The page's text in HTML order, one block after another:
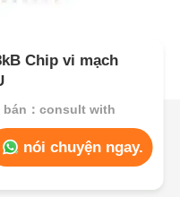
Chip vi mạch
bán：consult with
nói chuyện ngay.